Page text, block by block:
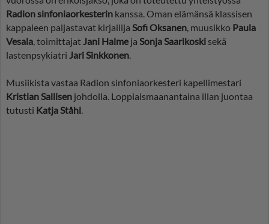
Radion sinfoniaorkesterin kanssa. Oman elämänsä klassisen
kappaleen paljastavat kirjailija Sofi Oksanen, muusikko Paula
Vesala, toimittajat Jani Halmeja Sonja Saarikoski sekä
lastenpsykiatri Jari Sinkkonen.
Musiikista vastaa Radion sinfoniaorkesteri kapellimestari
Kristian Sallisen johdolla. Loppiaismaanantaina illan juontaa
tutusti Katja Ståhl.